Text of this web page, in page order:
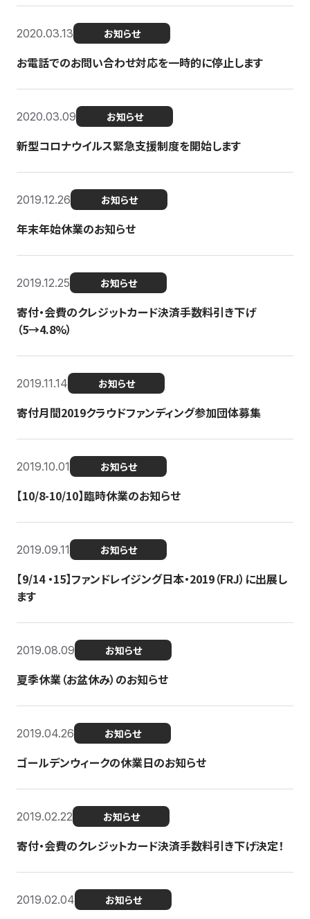
2020.03.13 お知らせ
お電話でのお問い合わせ対応を一時的に停止します
2020.03.09 お知らせ
新型コロナウイルス緊急支援制度を開始します
2019.12.26 お知らせ
年末年始休業のお知らせ
2019.12.25 お知らせ
寄付・会費のクレジットカード決済手数料引き下げ
（5→4.8%）
2019.11.14 お知らせ
寄付月間2019クラウドファンディング参加団体募集
2019.10.01 お知らせ
【10/8-10/10】臨時休業のお知らせ
2019.09.11 お知らせ
【9/14 ・15】ファンドレイジング日本・2019（FRJ）に出展し
ます
2019.08.09 お知らせ
夏季休業（お盆休み）のお知らせ
2019.04.26 お知らせ
ゴールデンウィークの休業日のお知らせ
2019.02.22 お知らせ
寄付・会費のクレジットカード決済手数料引き下げ決定！
2019.02.04 お知らせ